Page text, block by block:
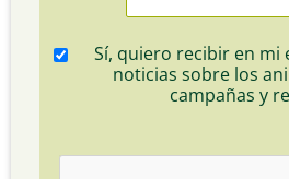
Sí, quiero recibir en mi
noticias sobre los
campañas y